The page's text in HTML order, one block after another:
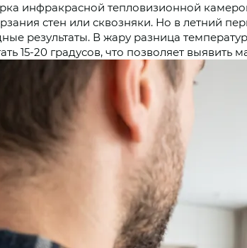
инфракрасной тепловизионной
стен или сквозняки. Но в летний
результаты. В жару разница
15-20 градусов, что позволяет